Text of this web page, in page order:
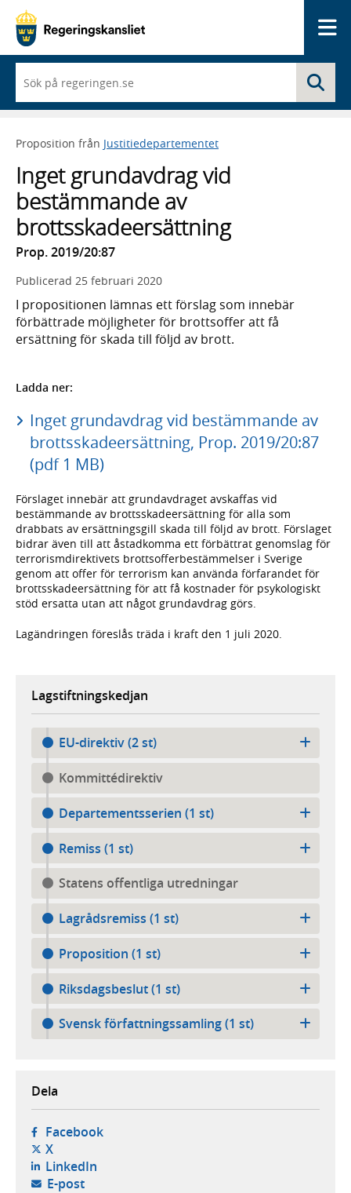
du
börjar
skriva
framträder
lista
med
sökförslag
Proposition från Justitiedepartementet
Inget grundavdrag vid
bestämmande av
brottsskadeersättning
Prop. 2019/20:87
Publicerad 25 februari 2020
I propositionen lämnas ett förslag som innebär
förbättrade möjligheter för brottsoffer att få
ersättning för skada till följd av brott.
Ladda ner:
Inget grundavdrag vid bestämmande av
brottsskadeersättning, Prop. 2019/20:87
(pdf 1 MB)
Förslaget innebär att grundavdraget avskaffas vid
bestämmande av brottsskadeersättning för alla som
drabbats av ersättningsgill skada till följd av brott. Förslaget
bidrar även till att åstadkomma ett förbättrat genomslag för
terrorismdirektivets brottsofferbestämmelser i Sverige
genom att offer för terrorism kan använda förfarandet för
brottsskadeersättning för att få kostnader för psykologiskt
stöd ersatta utan att något grundavdrag görs.
Lagändringen föreslås träda i kraft den 1 juli 2020.
Lagstiftningskedjan
EU-direktiv (2 st)
Kommittédirektiv
Departementsserien (1 st)
Remiss (1 st)
Statens offentliga utredningar
Lagrådsremiss (1 st)
Proposition (1 st)
Riksdagsbeslut (1 st)
Svensk författningssamling (1 st)
Dela
Facebook- öppnas i ny flik, extern webbplats,
X- öppnas i ny flik, extern webbplats,
LinkedIn- öppnas i ny flik, extern webbplats,
E-post- öppnar din e-postklient,